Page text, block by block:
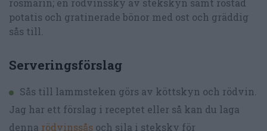
rosmarin; en rödvinssky av stekskyn samt rostad
potatis och gratinerade bönor med ost och gräddig
sås till.
Serveringsförslag
Sås till lammsteken görs av köttskyn och rödvin.
Jag har ett förslag i receptet eller så kan du laga
denna rödvinssås och sila i steksky för